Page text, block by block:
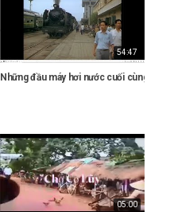
Nam
54:47
Những đầu máy hơi nước cuối cùng
05:00